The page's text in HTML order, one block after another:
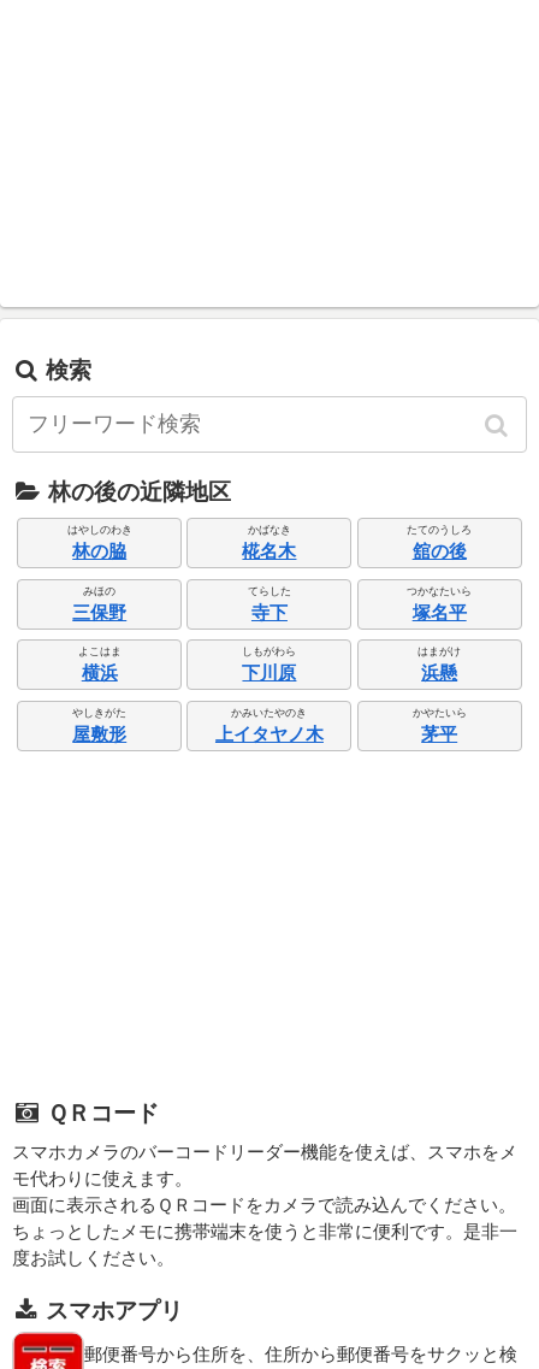
検索
林の後の近隣地区
はやしのわき
林の脇
かばなき
椛名木
たてのうしろ
舘の後
みほの
三保野
てらした
寺下
つかなたいら
塚名平
よこはま
横浜
しもがわら
下川原
はまがけ
浜懸
やしきがた
屋敷形
かみいたやのき
上イタヤノ木
かやたいら
茅平
ＱＲコード
スマホカメラのバーコードリーダー機能を使えば、スマホをメ
モ代わりに使えます。
画面に表示されるＱＲコードをカメラで読み込んでください。
ちょっとしたメモに携帯端末を使うと非常に便利です。是非一
度お試しください。
スマホアプリ
郵便番号から住所を、住所から郵便番号をサクッと検